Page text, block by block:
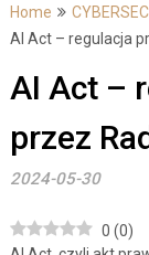
Home
CYBERSEC
AI Act – regulacja
AI Act –
przez
2024-05-30
0 (0)